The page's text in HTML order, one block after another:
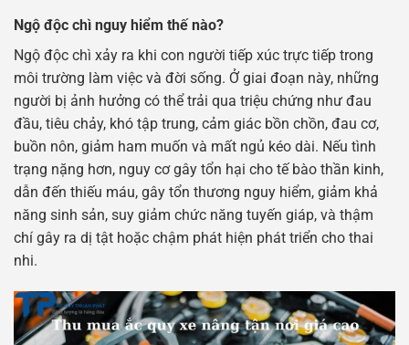
Ngộ độc chì nguy hiểm thế nào?
Ngộ độc chì xảy ra khi con người tiếp xúc trực tiếp trong
môi trường làm việc và đời sống. Ở giai đoạn này, những
người bị ảnh hưởng có thể trải qua triệu chứng như đau
đầu, tiêu chảy, khó tập trung, cảm giác bồn chồn, đau cơ,
buồn nôn, giảm ham muốn và mất ngủ kéo dài. Nếu tình
trạng nặng hơn, nguy cơ gây tổn hại cho tế bào thần kinh,
dẫn đến thiếu máu, gây tổn thương nguy hiểm, giảm khả
năng sinh sản, suy giảm chức năng tuyến giáp, và thậm
chí gây ra dị tật hoặc chậm phát hiện phát triển cho thai
nhi.